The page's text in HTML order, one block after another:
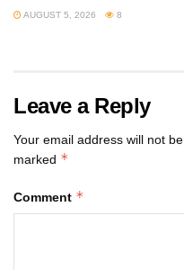
AUGUST 5, 2026 8
Leave a Reply
Your email address will not
marked *
Comment *